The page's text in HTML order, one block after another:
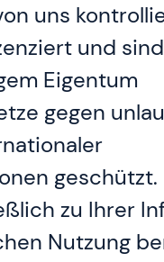
uns
und
Eigentum
gegen
zu Ihrer
Nutzung